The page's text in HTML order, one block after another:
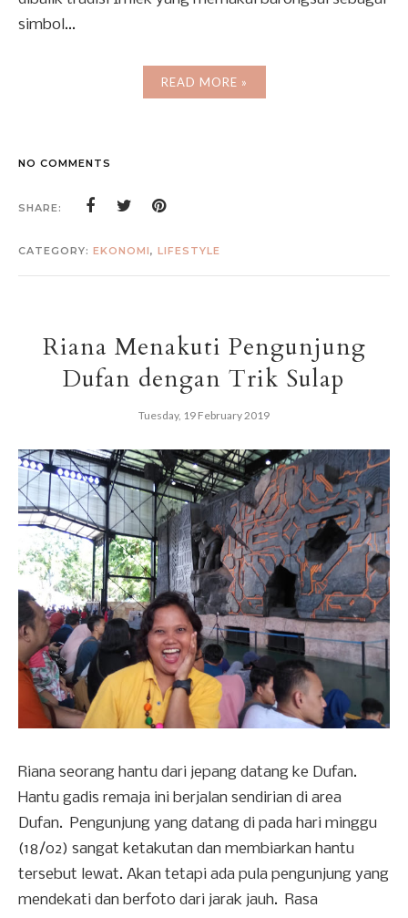
simbol...
READ MORE »
NO COMMENTS
SHARE:
CATEGORY: EKONOMI, LIFESTYLE
Riana Menakuti Pengunjung
Dufan dengan Trik Sulap
Tuesday, 19 February 2019
Riana seorang hantu dari jepang datang ke Dufan.
Hantu gadis remaja ini berjalan sendirian di area
Dufan. Pengunjung yang datang di pada hari minggu
(18/02) sangat ketakutan dan membiarkan hantu
tersebut lewat. Akan tetapi ada pula pengunjung yang
mendekati dan berfoto dari jarak jauh. Rasa